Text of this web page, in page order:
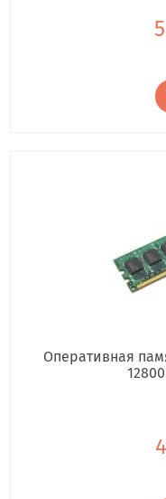
Оперативная